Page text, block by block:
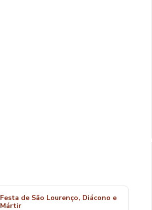
Festa de São Lourenço, Diácono e
Mártir